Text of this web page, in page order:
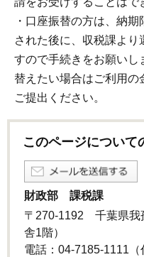
・口座振替の方は、納
された後に、収税課より
すので手続きをお願いし
替えたい場合はご利用の
ご提出ください。
このページについて
財政部 課税課
〒270-1192 千葉県我
舎1階）
電話：04-7185-1111